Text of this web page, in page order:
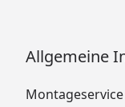
Allgemeine